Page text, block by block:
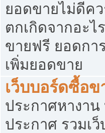
ยอดขายไม่ดีค
ตกเกิดจากอะไ
ขายฟรี ยอดกา
เพิ่มยอดขาย
เว็บบอร์ดซื้อข
ประกาศหางาน
ประกาศ รวมเ